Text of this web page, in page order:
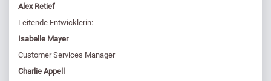
Alex Retief
Leitende Entwicklerin:
Isabelle Mayer
Customer Services Manager
Charlie Appell